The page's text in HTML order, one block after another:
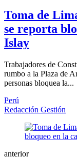
Toma de
se reporta
Islay
Trabajadores de
rumbo a la Plaza de
personas bloquea la...
Perú
Redacción Gestión
anterior